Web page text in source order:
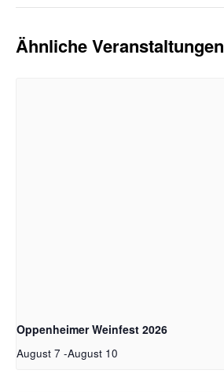
Ähnliche Veranstaltungen
Oppenheimer Weinfest 2026
August 7 -August 10